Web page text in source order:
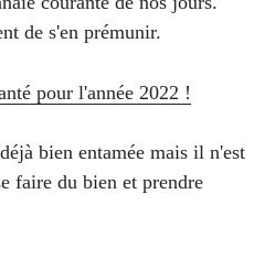
de s'en prémunir.
pour l'année 2022 !
bien entamée mais il n'est
faire du bien et prendre